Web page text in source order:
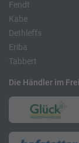
Fendt
Kabe
Dethleffs
Eriba
Tabbert
Die Händler im